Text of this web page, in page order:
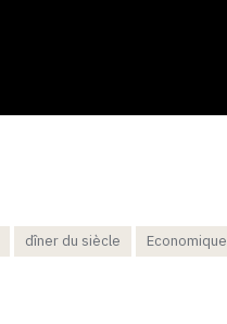
dîner du siècle Economique